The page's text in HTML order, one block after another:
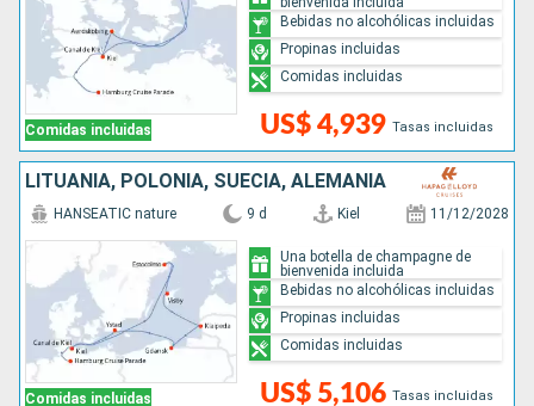
Comidas incluidas US$ 4,939 Tasas incluidas
Bebidas no alcohólicas incluidas
Propinas incluidas
Comidas incluidas
LITUANIA, POLONIA, SUECIA, ALEMANIA
Comidas incluidas
HANSEATIC nature 9 d Kiel 11/12/2028
US$ 5,106 Tasas incluidas
Una botella de champagne de
bienvenida incluida
Bebidas no alcohólicas incluidas
Propinas incluidas
Comidas incluidas